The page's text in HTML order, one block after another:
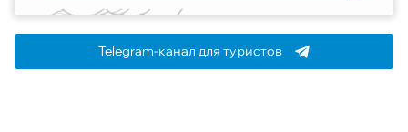
Telegram-канал для туристов